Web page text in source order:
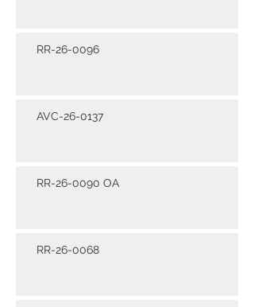
RR-26-0096
AVC-26-0137
RR-26-0090 OA
RR-26-0068